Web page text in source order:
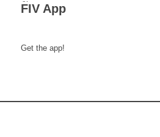
FIV App
Get the app!